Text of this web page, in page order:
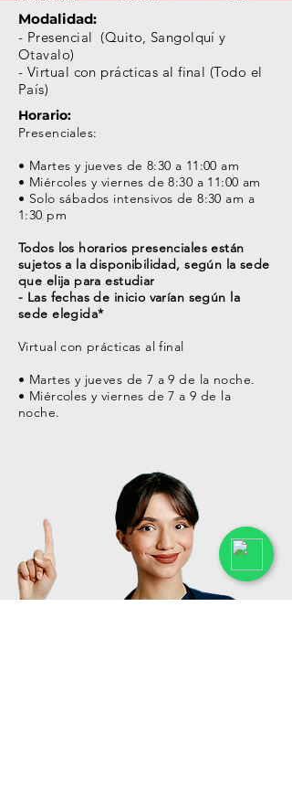
Modalidad:
- Presencial (Quito, Sangolquí y
Otavalo)
- Virtual con prácticas al final (Todo el
País)
Horario:
Presenciales:
• Martes y jueves de 8:30 a 11:00 am
• Miércoles y viernes de 8:30 a 11:00 am
• Solo sábados intensivos de 8:30 am a
1:30 pm
Todos los horarios presenciales están
sujetos a la disponibilidad, según la sede
que elija para estudiar
- Las fechas de inicio varían según la
sede elegida*
Virtual con prácticas al final
• Martes y jueves de 7 a 9 de la noche.
• Miércoles y viernes de 7 a 9 de la
noche.